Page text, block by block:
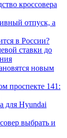
кроссовера
отпуск, а
в России?
ставки до
новым
проспекте 141:
для Hyundai
выбрать и